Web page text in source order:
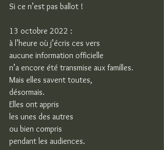
Si ce n’est pas ballot !
13 octobre 2022 :
à l’heure où j’écris ces vers
aucune information officielle
n’a encore été transmise aux familles.
Mais elles savent toutes,
désormais.
Elles ont appris
les unes des autres
ou bien compris
pendant les audiences.